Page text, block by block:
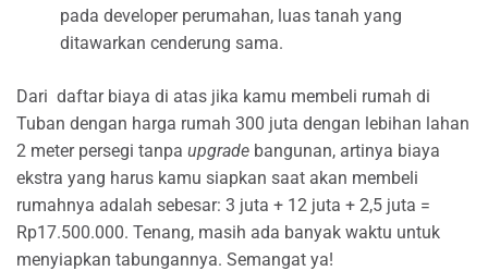
pada developer perumahan, luas tanah yang
ditawarkan cenderung sama.
Dari daftar biaya di atas jika kamu membeli rumah di
Tuban dengan harga rumah 300 juta dengan lebihan lahan
2 meter persegi tanpa upgrade bangunan, artinya biaya
ekstra yang harus kamu siapkan saat akan membeli
rumahnya adalah sebesar: 3 juta + 12 juta + 2,5 juta =
Rp17.500.000. Tenang, masih ada banyak waktu untuk
menyiapkan tabungannya. Semangat ya!